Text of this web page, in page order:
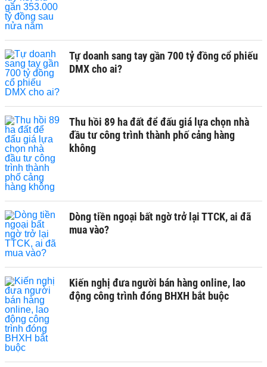
Tự doanh sang tay gần 700 tỷ đồng cổ phiếu
DMX cho ai?
Thu hồi 89 ha đất để đấu giá lựa chọn nhà
đầu tư công trình thành phố cảng hàng
không
Dòng tiền ngoại bất ngờ trở lại TTCK, ai đã
mua vào?
Kiến nghị đưa người bán hàng online, lao
động công trình đóng BHXH bắt buộc